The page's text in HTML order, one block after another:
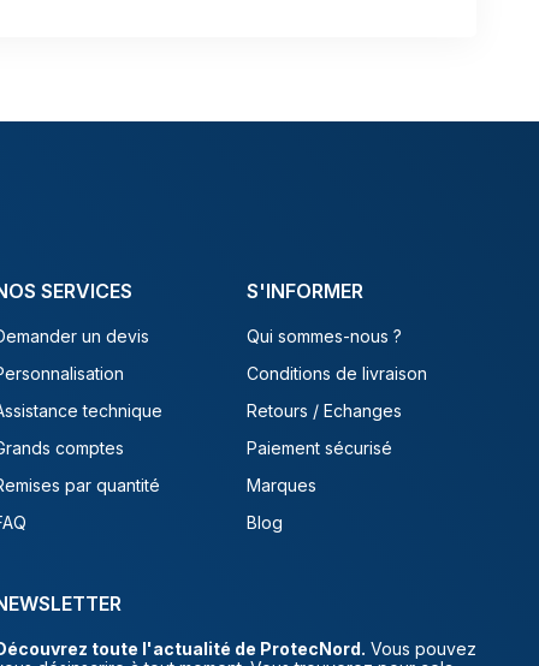
SERVICES
un devis
technique
comptes
par quantité
S'INFORMER
Qui sommes-nous ?
Conditions de livraison
Retours / Echanges
Paiement sécurisé
Marques
Blog
toute l'actualité de ProtecNord. Vous pouvez